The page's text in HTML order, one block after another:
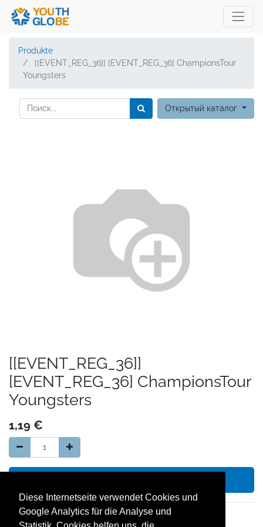
Diese Internetseite verwendet Cookies und
Google Analytics für die Analyse und
Produkte
[[EVENT_REG_36]] [EVENT_REG_36] ChampionsTour
Youngsters
Открытый каталог
[[EVENT_REG_36]]
[EVENT_REG_36] ChampionsTour
Youngsters
1,19 €
14 Tage Geld zurück Garantie